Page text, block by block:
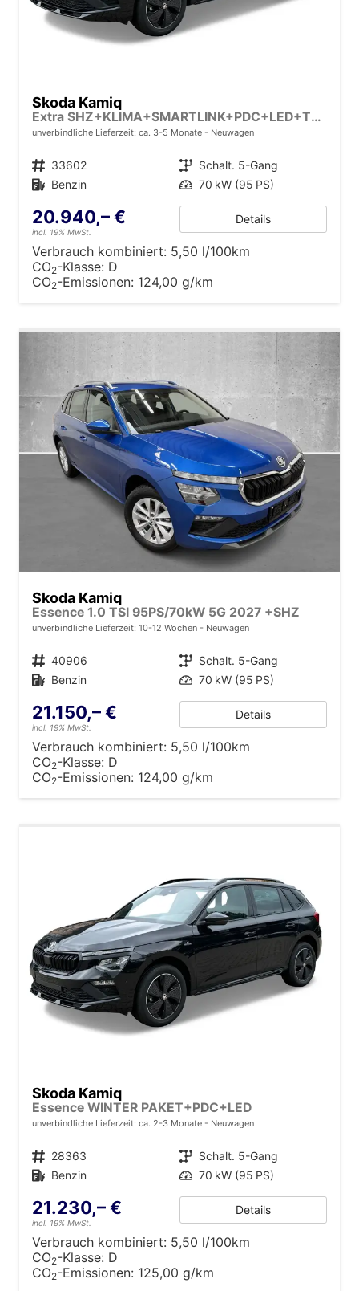
Skoda Kamiq
Extra SHZ+KLIMA+SMARTLINK+PDC+LED+TEMPOMAT
unverbindliche Lieferzeit: ca. 3-5 Monate Neuwagen
Fahrzeugnr. 33602 Getriebe Schalt. 5-Gang
Kraftstoff Benzin Leistung 70 kW (95 PS)
20.940,– €
incl. 19% MwSt.
Details
Verbrauch kombiniert: 5,50 l/100km
CO2-Klasse: D
CO2-Emissionen: 124,00 g/km
Skoda Kamiq
Essence 1.0 TSI 95PS/70kW 5G 2027 +SHZ
unverbindliche Lieferzeit: 10-12 Wochen Neuwagen
Fahrzeugnr. 40906 Getriebe Schalt. 5-Gang
Kraftstoff Benzin Leistung 70 kW (95 PS)
21.150,– €
incl. 19% MwSt.
Details
Verbrauch kombiniert: 5,50 l/100km
CO2-Klasse: D
CO2-Emissionen: 124,00 g/km
Skoda Kamiq
Essence WINTER PAKET+PDC+LED
unverbindliche Lieferzeit: ca. 2-3 Monate Neuwagen
Fahrzeugnr. 28363 Getriebe Schalt. 5-Gang
Kraftstoff Benzin Leistung 70 kW (95 PS)
21.230,– €
incl. 19% MwSt.
Details
Verbrauch kombiniert: 5,50 l/100km
CO2-Klasse: D
CO2-Emissionen: 125,00 g/km